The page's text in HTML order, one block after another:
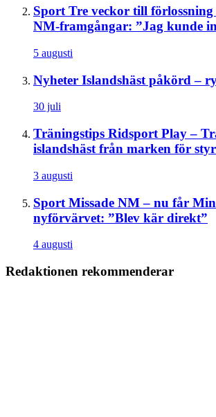
SportTre veckor till
NM-framgångar: ”Jag kunde
5 augusti
Nyheter Islandshäst påkörd –
30 juli
Träningstips Ridsport Play –
islandshäst från marken för
3 augusti
Sport Missade NM – nu får
nyförvärvet: ”Blev kär direkt”
4 augusti
Redaktionen rekommenderar